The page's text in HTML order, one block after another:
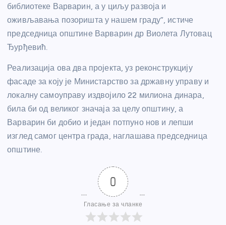
библиотеке Варварин, а у циљу развоја и
оживљавања позоришта у нашем граду”, истиче
председница општине Варварин др Виолета Лутовац
Ђурђевић.
Реализација ова два пројекта, уз реконструкцију
фасаде за коју је Министарство за државну управу и
локалну самоуправу издвојило 22 милиона динара,
била би од великог значаја за целу општину, а
Варварин би добио и један потпуно нов и лепши
изглед самог центра града, наглашава председница
општине.
0
Гласање за чланке